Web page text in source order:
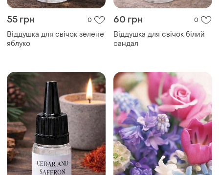
55 грн 0
Віддушка для свічок зелене
яблуко
60 грн 0
Віддушка для свічок білий
сандал